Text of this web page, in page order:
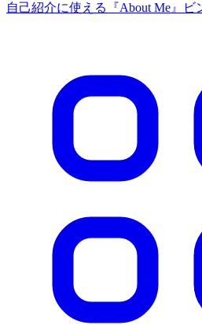
自己紹介に使える『About Me』ビ